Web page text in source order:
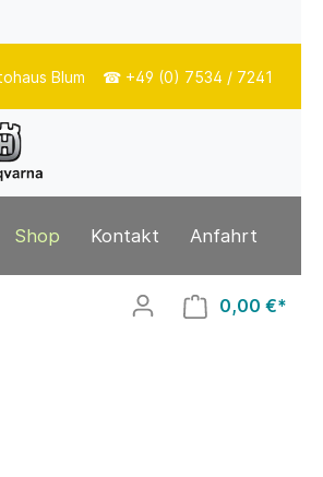
Blum ☎ +49 (0) 7534 / 7241
Shop Kontakt Anfahrt
0,00 €*